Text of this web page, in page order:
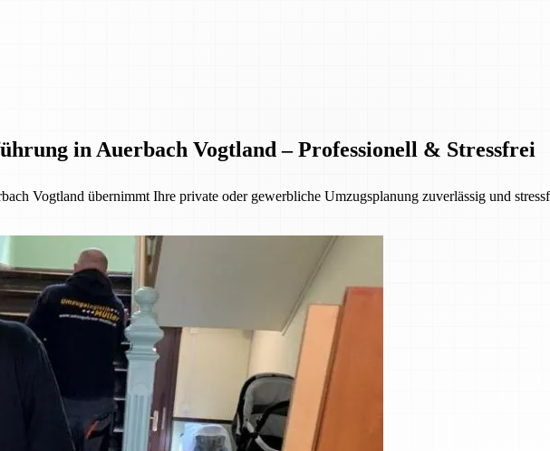
in Auerbach Vogtland – Professionell & Stressfrei
Vogtland übernimmt Ihre private oder gewerbliche Umzugsplanung zuverlässig und